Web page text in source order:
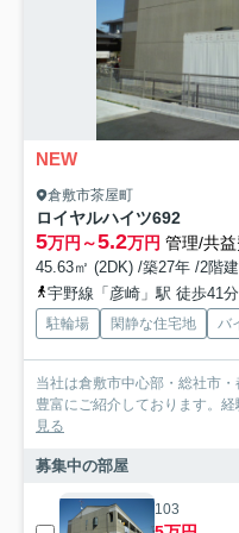
NEW
倉敷市茶屋町
ロイヤルハイツ692
5万円～5.2万円 管理/共
45.63㎡ (2DK) /築27年 /2階建
宇野線「彦崎」駅 徒歩41分
駐輪場 閑静な住宅地 バ
当社は倉敷市中心部・総社市
豊富にご紹介しております。
見る
募集中の部屋
103